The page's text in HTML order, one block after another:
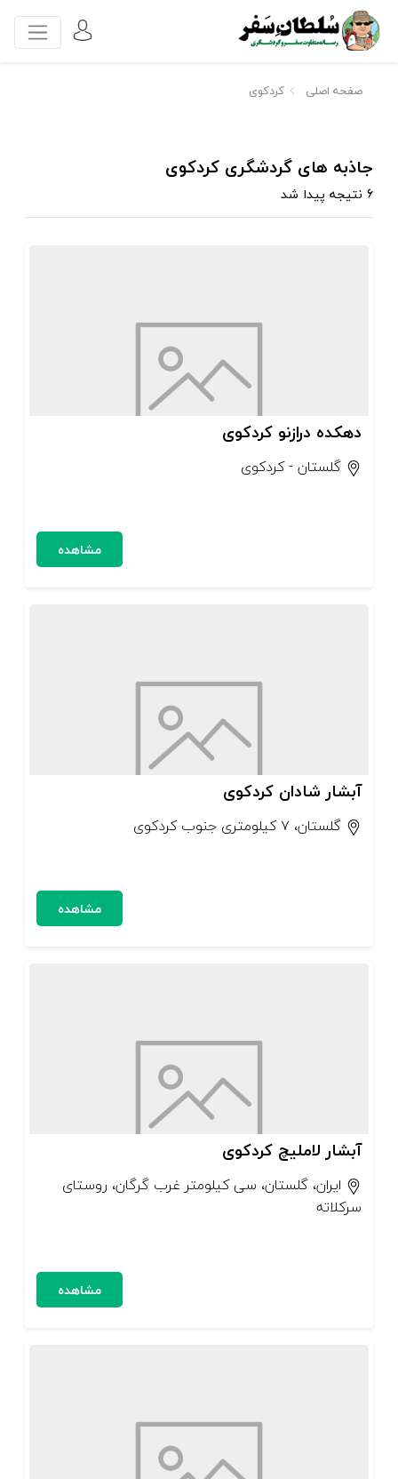
صفحه اصلی کردکوی
جاذبه های گردشگری کردکوی
6 نتیجه پیدا شد
دهکده درازنو کردکوی
گلستان - کردکوی
مشاهده
آبشار شادان کردکوی
گلستان، ۷ کیلومتری جنوب کردکوی
مشاهده
آبشار لاملیچ کردکوی
ایران، گلستان، سی کیلومتر غرب گرگان، روستای
سرکلاته
مشاهده